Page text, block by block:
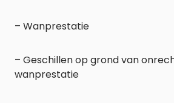
– Wanprestatie
– Geschillen op grond van
wanprestatie